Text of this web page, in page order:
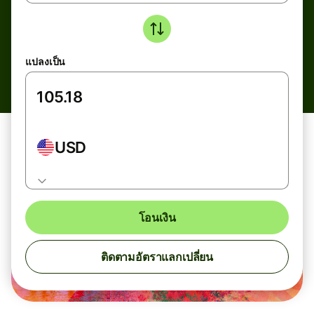
แปลงเป็น
USD
โอนเงิน
ติดตามอัตราแลกเปลี่ยน